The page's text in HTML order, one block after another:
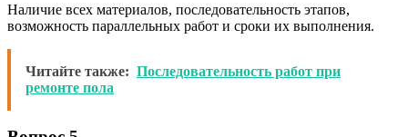
Наличие всех материалов, последовательность этапов,
возможность параллельных работ и сроки их выполнения.
Читайте также: Последовательность работ при
ремонте пола